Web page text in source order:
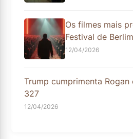
Os filmes mais
Festival de
12/04/2026
Trump cumprimenta Rogan
327
12/04/2026